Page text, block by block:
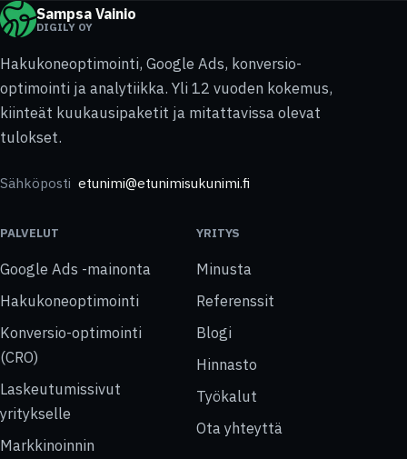
Sampsa Vainio
DIGILY OY
Hakukoneoptimointi, Google Ads, konversio-
optimointi ja analytiikka. Yli 12 vuoden kokemus,
kiinteät kuukausipaketit ja mitattavissa olevat
tulokset.
Sähköposti etunimi@etunimisukunimi.fi
PALVELUT
Google Ads -mainonta
Hakukoneoptimointi
Konversio-optimointi
(CRO)
Laskeutumissivut
yritykselle
Markkinoinnin
YRITYS
Minusta
Referenssit
Blogi
Hinnasto
Työkalut
Ota yhteyttä